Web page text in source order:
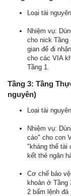
Loại tài
Nhiệm vụ:
cho nick Tầng
gian để đi
cho các VIA
Tầng 1.
Tầng 3: Tầng
nguyên)
Loại tài
Nhiệm vụ:
cáo" cho con
"kháng thể tài
kết thẻ ngân
Cơ chế bảo
khoản ở Tầng
2 bấm lệnh đá